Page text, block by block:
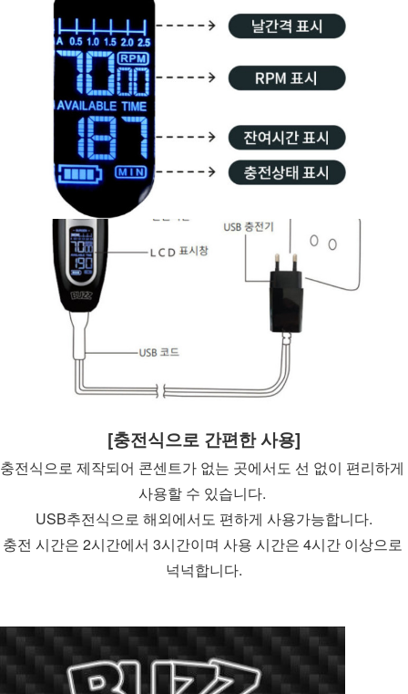
[충전식으로 간편한 사용]
충전식으로 제작되어 콘센트가 없는 곳에서도 선 없이 편리하게
사용할 수 있습니다.
USB추전식으로 해외에서도 편하게 사용가능합니다.
충전 시간은 2시간에서 3시간이며 사용 시간은 4시간 이상으로
넉넉합니다.